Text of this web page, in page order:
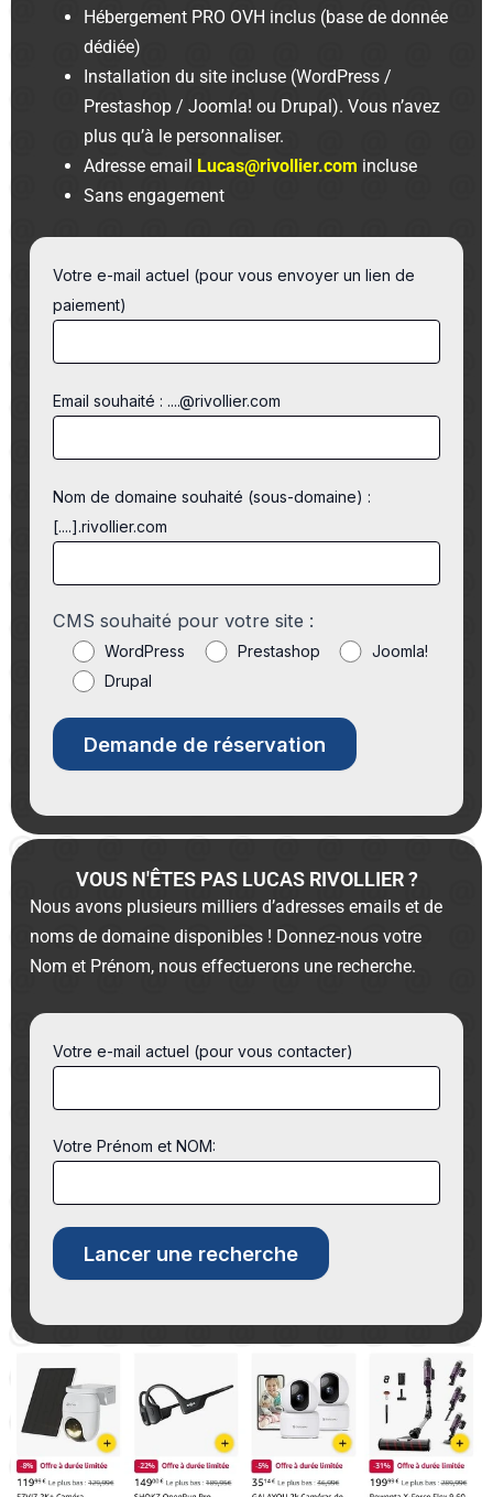
Hébergement PRO OVH inclus (base de donnée
dédiée)
Installation du site incluse (WordPress /
Prestashop / Joomla! ou Drupal). Vous n’avez
plus qu’à le personnaliser.
Adresse email Lucas@rivollier.com incluse
Sans engagement
Votre e-mail actuel (pour vous envoyer un lien de
paiement)
Email souhaité : ....@rivollier.com
Nom de domaine souhaité (sous-domaine) :
[....].rivollier.com
CMS souhaité pour votre site :
WordPress Prestashop
Joomla!
Drupal
VOUS N'ÊTES PAS LUCAS RIVOLLIER ?
Nous avons plusieurs milliers d’adresses emails et de
noms de domaine disponibles ! Donnez-nous votre
Nom et Prénom, nous effectuerons une recherche.
Votre e-mail actuel (pour vous contacter)
Votre Prénom et NOM: